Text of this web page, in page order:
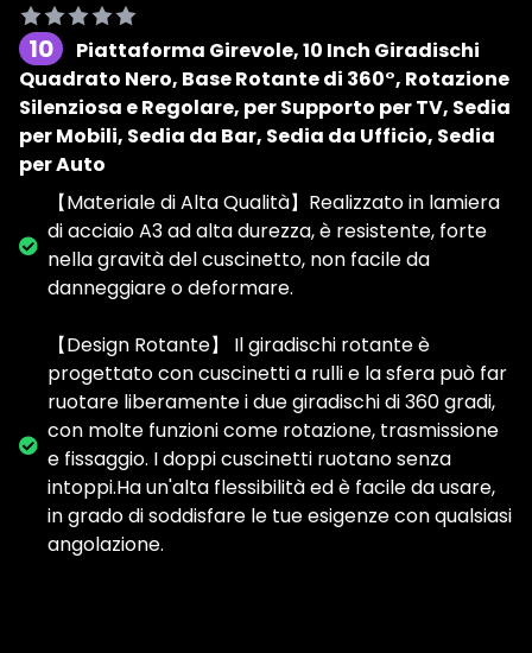
10
Piattaforma Girevole, 10 Inch Giradischi
Quadrato Nero, Base Rotante di 360°, Rotazione
Silenziosa e Regolare, per Supporto per TV, Sedia
per Mobili, Sedia da Bar, Sedia da Ufficio, Sedia
per Auto
【Materiale di Alta Qualità】Realizzato in lamiera
di acciaio A3 ad alta durezza, è resistente, forte
nella gravità del cuscinetto, non facile da
danneggiare o deformare.
【Design Rotante】 Il giradischi rotante è
progettato con cuscinetti a rulli e la sfera può far
ruotare liberamente i due giradischi di 360 gradi,
con molte funzioni come rotazione, trasmissione
e fissaggio. I doppi cuscinetti ruotano senza
intoppi.Ha un'alta flessibilità ed è facile da usare,
in grado di soddisfare le tue esigenze con qualsiasi
angolazione.